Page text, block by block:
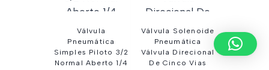
Válvula
Pneumática
Simples Piloto 3/2
Normal Aberto 1/4
Válvula Solenoide
Pneumática
Válvula Direcional
De Cinco Vias